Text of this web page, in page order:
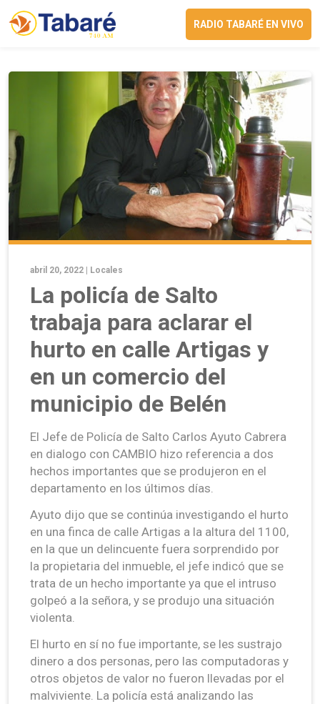
RADIO TABARÉ EN VIVO
abril 20, 2022 | Locales
La policía de Salto
trabaja para aclarar el
hurto en calle Artigas y
en un comercio del
municipio de Belén
El Jefe de Policía de Salto Carlos Ayuto Cabrera
en dialogo con CAMBIO hizo referencia a dos
hechos importantes que se produjeron en el
departamento en los últimos días.
Ayuto dijo que se continúa investigando el hurto
en una finca de calle Artigas a la altura del 1100,
en la que un delincuente fuera sorprendido por
la propietaria del inmueble, el jefe indicó que se
trata de un hecho importante ya que el intruso
golpeó a la señora, y se produjo una situación
violenta.
El hurto en sí no fue importante, se les sustrajo
dinero a dos personas, pero las computadoras y
otros objetos de valor no fueron llevadas por el
malviviente. La policía está analizando las